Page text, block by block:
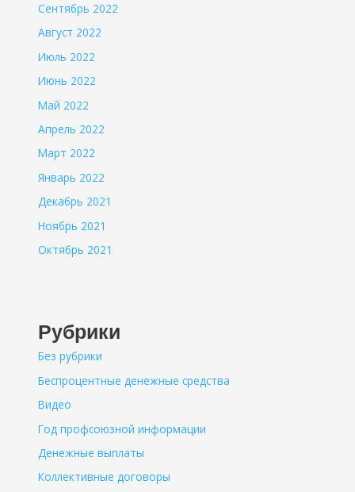
Сентябрь 2022
Август 2022
Июль 2022
Июнь 2022
Май 2022
Апрель 2022
Март 2022
Январь 2022
Декабрь 2021
Ноябрь 2021
Октябрь 2021
Рубрики
Без рубрики
Беспроцентные денежные средства
Видео
Год профсоюзной информации
Денежные выплаты
Коллективные договоры